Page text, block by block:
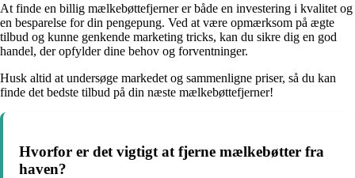
At finde en billig mælkebøttefjerner er både en investering i kvalitet og
en besparelse for din pengepung. Ved at være opmærksom på ægte
tilbud og kunne genkende marketing tricks, kan du sikre dig en god
handel, der opfylder dine behov og forventninger.
Husk altid at undersøge markedet og sammenligne priser, så du kan
finde det bedste tilbud på din næste mælkebøttefjerner!
Hvorfor er det vigtigt at fjerne mælkebøtter fra
haven?